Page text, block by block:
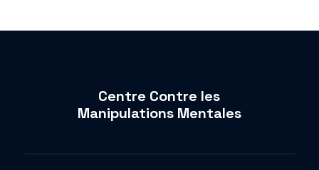
Centre Contre les
Manipulations Mentales